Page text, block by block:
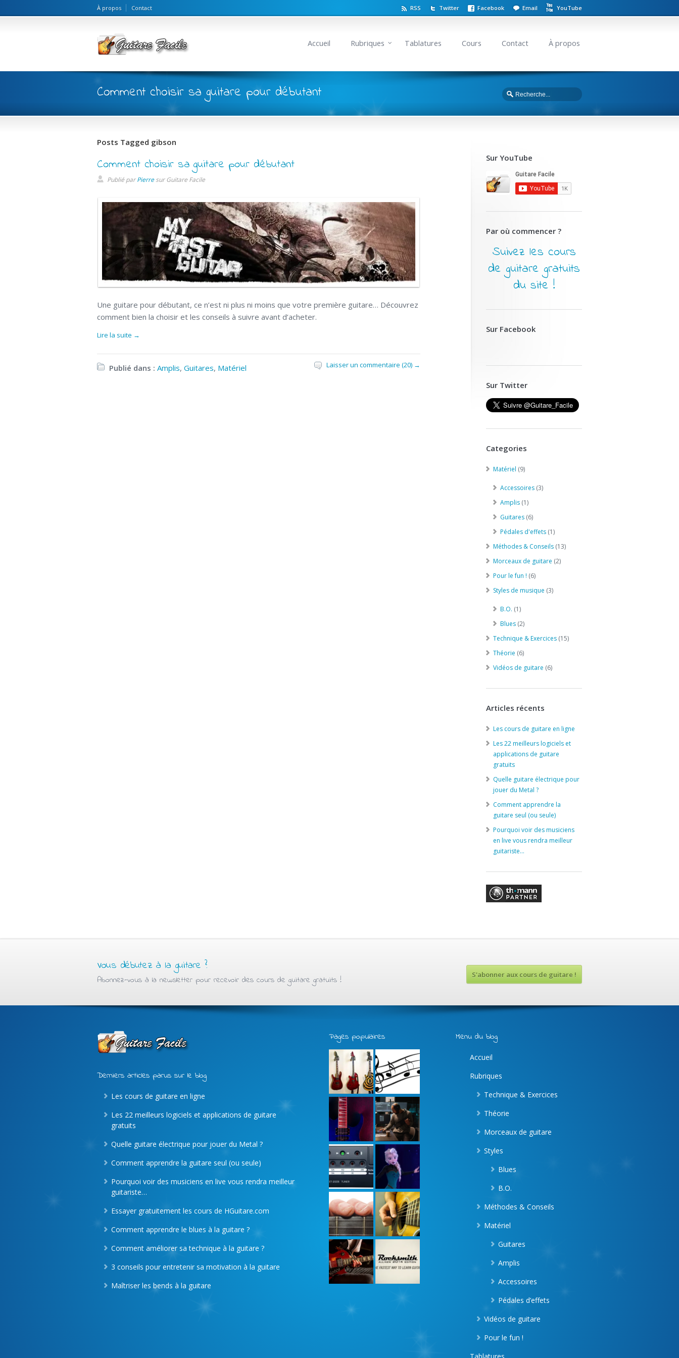
À propos Contact RSS Twitter Facebook Email YouTube
Accueil Rubriques Tablatures Cours Contact À propos
Comment choisir sa guitare pour débutant
Posts Tagged gibson
Comment choisir sa guitare pour débutant
Publié parPierresurGuitare Facile
Une guitare pour débutant, ce n’est ni plus ni moins que votre première guitare… Découvrez
comment bien la choisir et les conseils à suivre avant d’acheter.
Lire la suite →
Publié dans : Amplis, Guitares, Matériel Laisser un commentaire (20) →
Sur YouTube
Par où commencer ?
Suivez les cours
de guitare gratuits
du site !
Sur Facebook
Sur Twitter
Categories
Matériel (9)
Accessoires (3)
Amplis (1)
Guitares (6)
Pédales d'effets (1)
Méthodes & Conseils (13)
Morceaux de guitare (2)
Pour le fun ! (6)
Styles de musique (3)
B.O. (1)
Blues (2)
Technique & Exercices (15)
Théorie (6)
Vidéos de guitare (6)
Articles récents
Les cours de guitare en ligne
Les 22 meilleurs logiciels et
applications de guitare
gratuits
Quelle guitare électrique pour
jouer du Metal ?
Comment apprendre la
guitare seul (ou seule)
Pourquoi voir des musiciens
en live vous rendra meilleur
guitariste…
Vous débutez à la guitare ?
Abonnez-vous à la newsletter pour recevoir des cours de guitare gratuits ! S'abonner aux cours de guitare !
Derniers articles parus sur le blog
Les cours de guitare en ligne
Les 22 meilleurs logiciels et applications de guitare
gratuits
Quelle guitare électrique pour jouer du Metal ?
Comment apprendre la guitare seul (ou seule)
Pourquoi voir des musiciens en live vous rendra meilleur
guitariste…
Essayer gratuitement les cours de HGuitare.com
Comment apprendre le blues à la guitare ?
Comment améliorer sa technique à la guitare ?
3 conseils pour entretenir sa motivation à la guitare
Maîtriser les bends à la guitare
Pages populaires Menu du blog
Accueil
Rubriques
Technique & Exercices
Théorie
Morceaux de guitare
Styles
Blues
B.O.
Méthodes & Conseils
Matériel
Guitares
Amplis
Accessoires
Pédales d’effets
Vidéos de guitare
Pour le fun !